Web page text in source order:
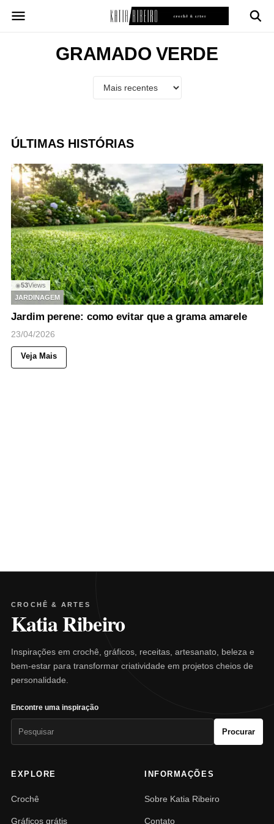
para
GRAMADO VERDE
ÚLTIMAS HISTÓRIAS
◉53Views
JARDINAGEM
Jardim perene: como evitar que a grama amarele
23/04/2026
Veja Mais
CROCHÊ & ARTES
Katia Ribeiro
Inspirações em crochê, gráficos, receitas, artesanato, beleza e
bem-estar para transformar criatividade em projetos cheios de
personalidade.
Encontre uma inspiração
Procurar
EXPLORE
Crochê
Gráficos grátis
INFORMAÇÕES
Sobre Katia Ribeiro
Contato